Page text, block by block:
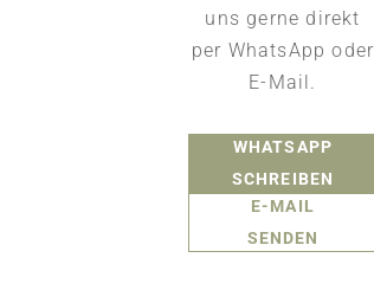
uns gerne direkt
per WhatsApp oder
E-Mail.
WHATSAPP
SCHREIBEN
E-MAIL
SENDEN